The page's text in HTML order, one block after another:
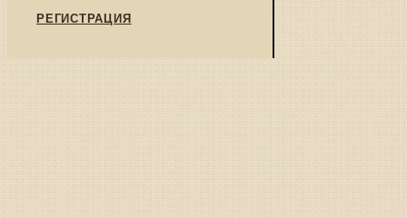
РЕГИСТРАЦИЯ